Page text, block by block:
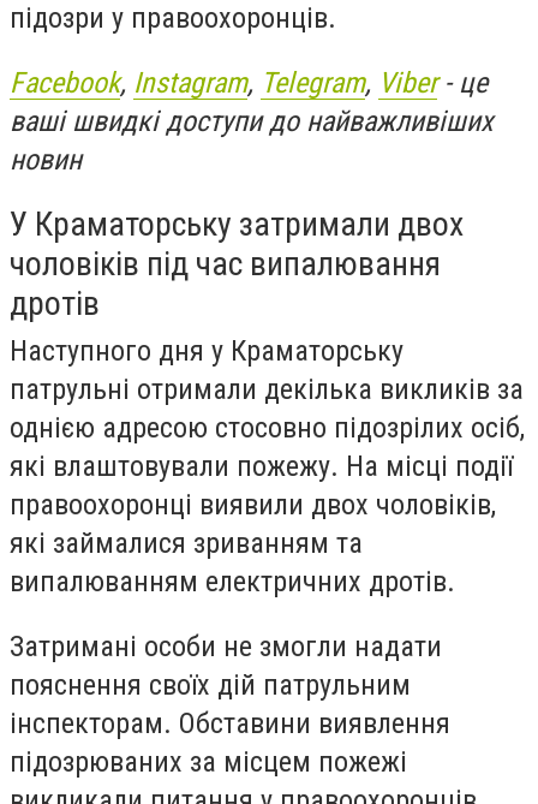
підозри у правоохоронців.
Facebook, Instagram, Telegram, Viber- це
ваші швидкі доступи до найважливіших
новин
У Краматорську затримали двох
чоловіків під час випалювання
дротів
Наступного дня у Краматорську
патрульні отримали декілька викликів за
однією адресою стосовно підозрілих осіб,
які влаштовували пожежу. На місці події
правоохоронці виявили двох чоловіків,
які займалися зриванням та
випалюванням електричних дротів.
Затримані особи не змогли надати
пояснення своїх дій патрульним
інспекторам. Обставини виявлення
підозрюваних за місцем пожежі